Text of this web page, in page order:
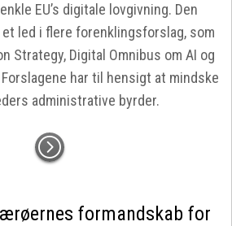
EU’s digitale lovgivning. Den
led i flere forenklingsforslag, som
Strategy, Digital Omnibus om AI og
har til hensigt at mindske
administrative byrder.
formandskab for